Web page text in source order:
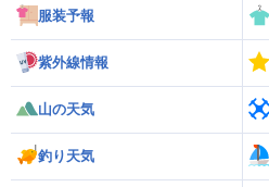
服装予報
紫外線情報
山の天気
釣り天気